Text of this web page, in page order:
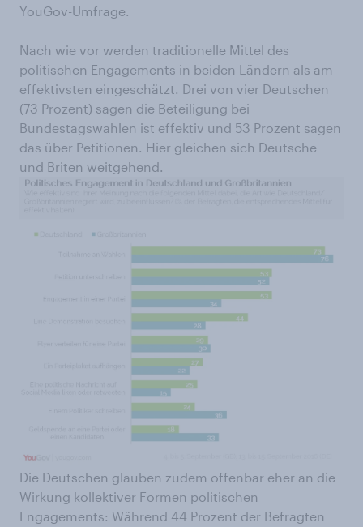
YouGov-Umfrage.
Nach wie vor werden traditionelle Mittel des
politischen Engagements in beiden Ländern als am
effektivsten eingeschätzt. Drei von vier Deutschen
(73 Prozent) sagen die Beteiligung bei
Bundestagswahlen ist effektiv und 53 Prozent sagen
das über Petitionen. Hier gleichen sich Deutsche
und Briten weitgehend.
Die Deutschen glauben zudem offenbar eher an die
Wirkung kollektiver Formen politischen
Engagements: Während 44 Prozent der Befragten